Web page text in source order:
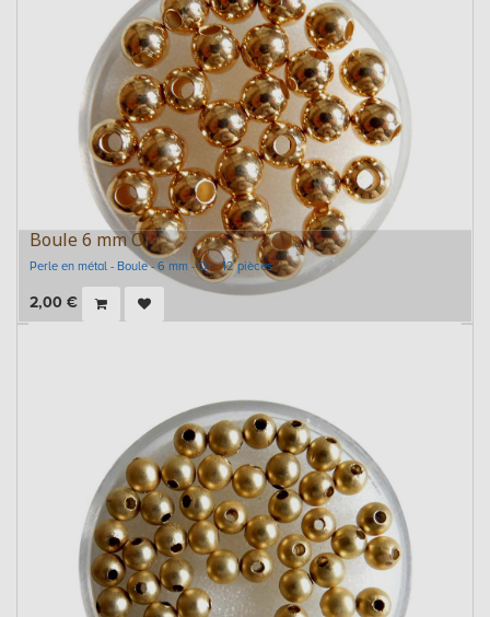
Boule 6 mm Or
Perle en métal - Boule - 6 mm - Or - 12 pièces
2,00 €